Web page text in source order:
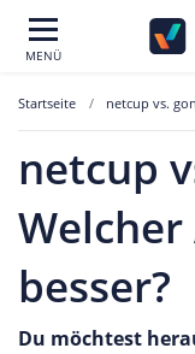
MENÜ
Startseite netcup vs.
netcup
besser?
Du möchtest